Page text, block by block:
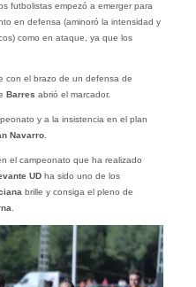
futbolistas empezó a emerger para
en defensa (aminoró la intensidad y
como en ataque, ya que los
con el brazo de un defensa de
Barres abrió el marcador.
y a la insistencia en el plan
Navarro.
el campeonato que ha realizado
UD ha sido uno de los
brille y consiga el pleno de
.